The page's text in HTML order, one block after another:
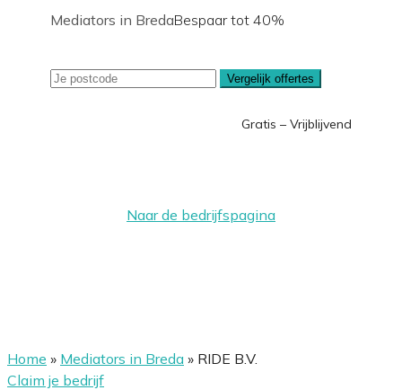
Mediators in BredaBespaar tot 40%
Vergelijk offertes
Gratis – Vrijblijvend
Naar de bedrijfspagina
Home » Mediators in Breda » RIDE B.V.
Claim je bedrijf